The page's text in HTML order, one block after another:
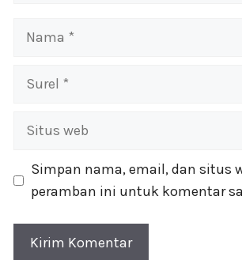
Nama
Surel
Situs
Simpan nama, email, dan situs
peramban ini untuk komentar